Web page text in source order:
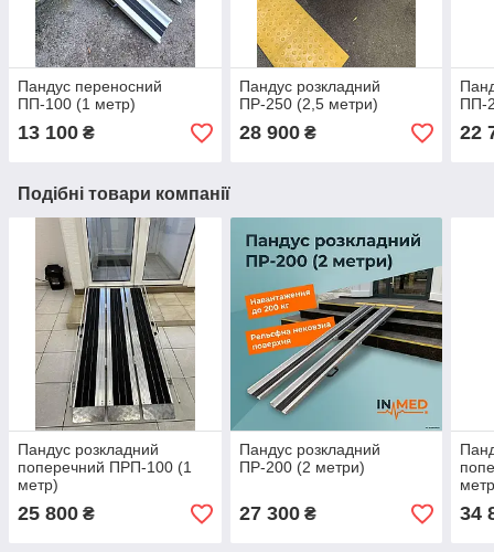
Пандус переносний
ПП-100 (1 метр)
13 100 ₴
Пандус розкладний
ПР-250 (2,5 метри)
28 900₴
ПП-
22
Подібні товари компанії
Пандус розкладний
поперечний ПРП-100 (1
метр)
25 800 ₴
Пандус розкладний
ПР-200 (2 метри)
27 300₴ 34